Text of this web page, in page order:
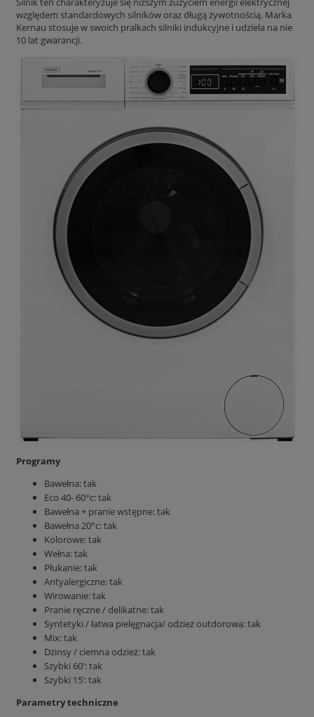
względem standardowych silników oraz długą żywotnością. Marka
Kernau stosuje w swoich pralkach silniki indukcyjne i udziela na nie
10 lat gwarancji.
Programy
Bawełna: tak
Eco 40- 60°c: tak
Bawełna + pranie wstępne: tak
Bawełna 20°c: tak
Kolorowe: tak
Wełna: tak
Płukanie: tak
Antyalergiczne: tak
Wirowanie: tak
Pranie ręczne / delikatne: tak
Syntetyki / łatwa pielęgnacja/ odzież outdorowa: tak
Mix: tak
Dżinsy / ciemna odzież: tak
Szybki 60': tak
Szybki 15’: tak
Parametry techniczne